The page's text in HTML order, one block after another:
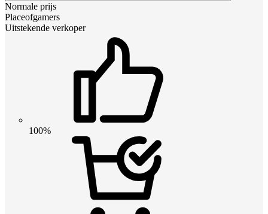
Normale prijs
Placeofgamers
Uitstekende verkoper
100%